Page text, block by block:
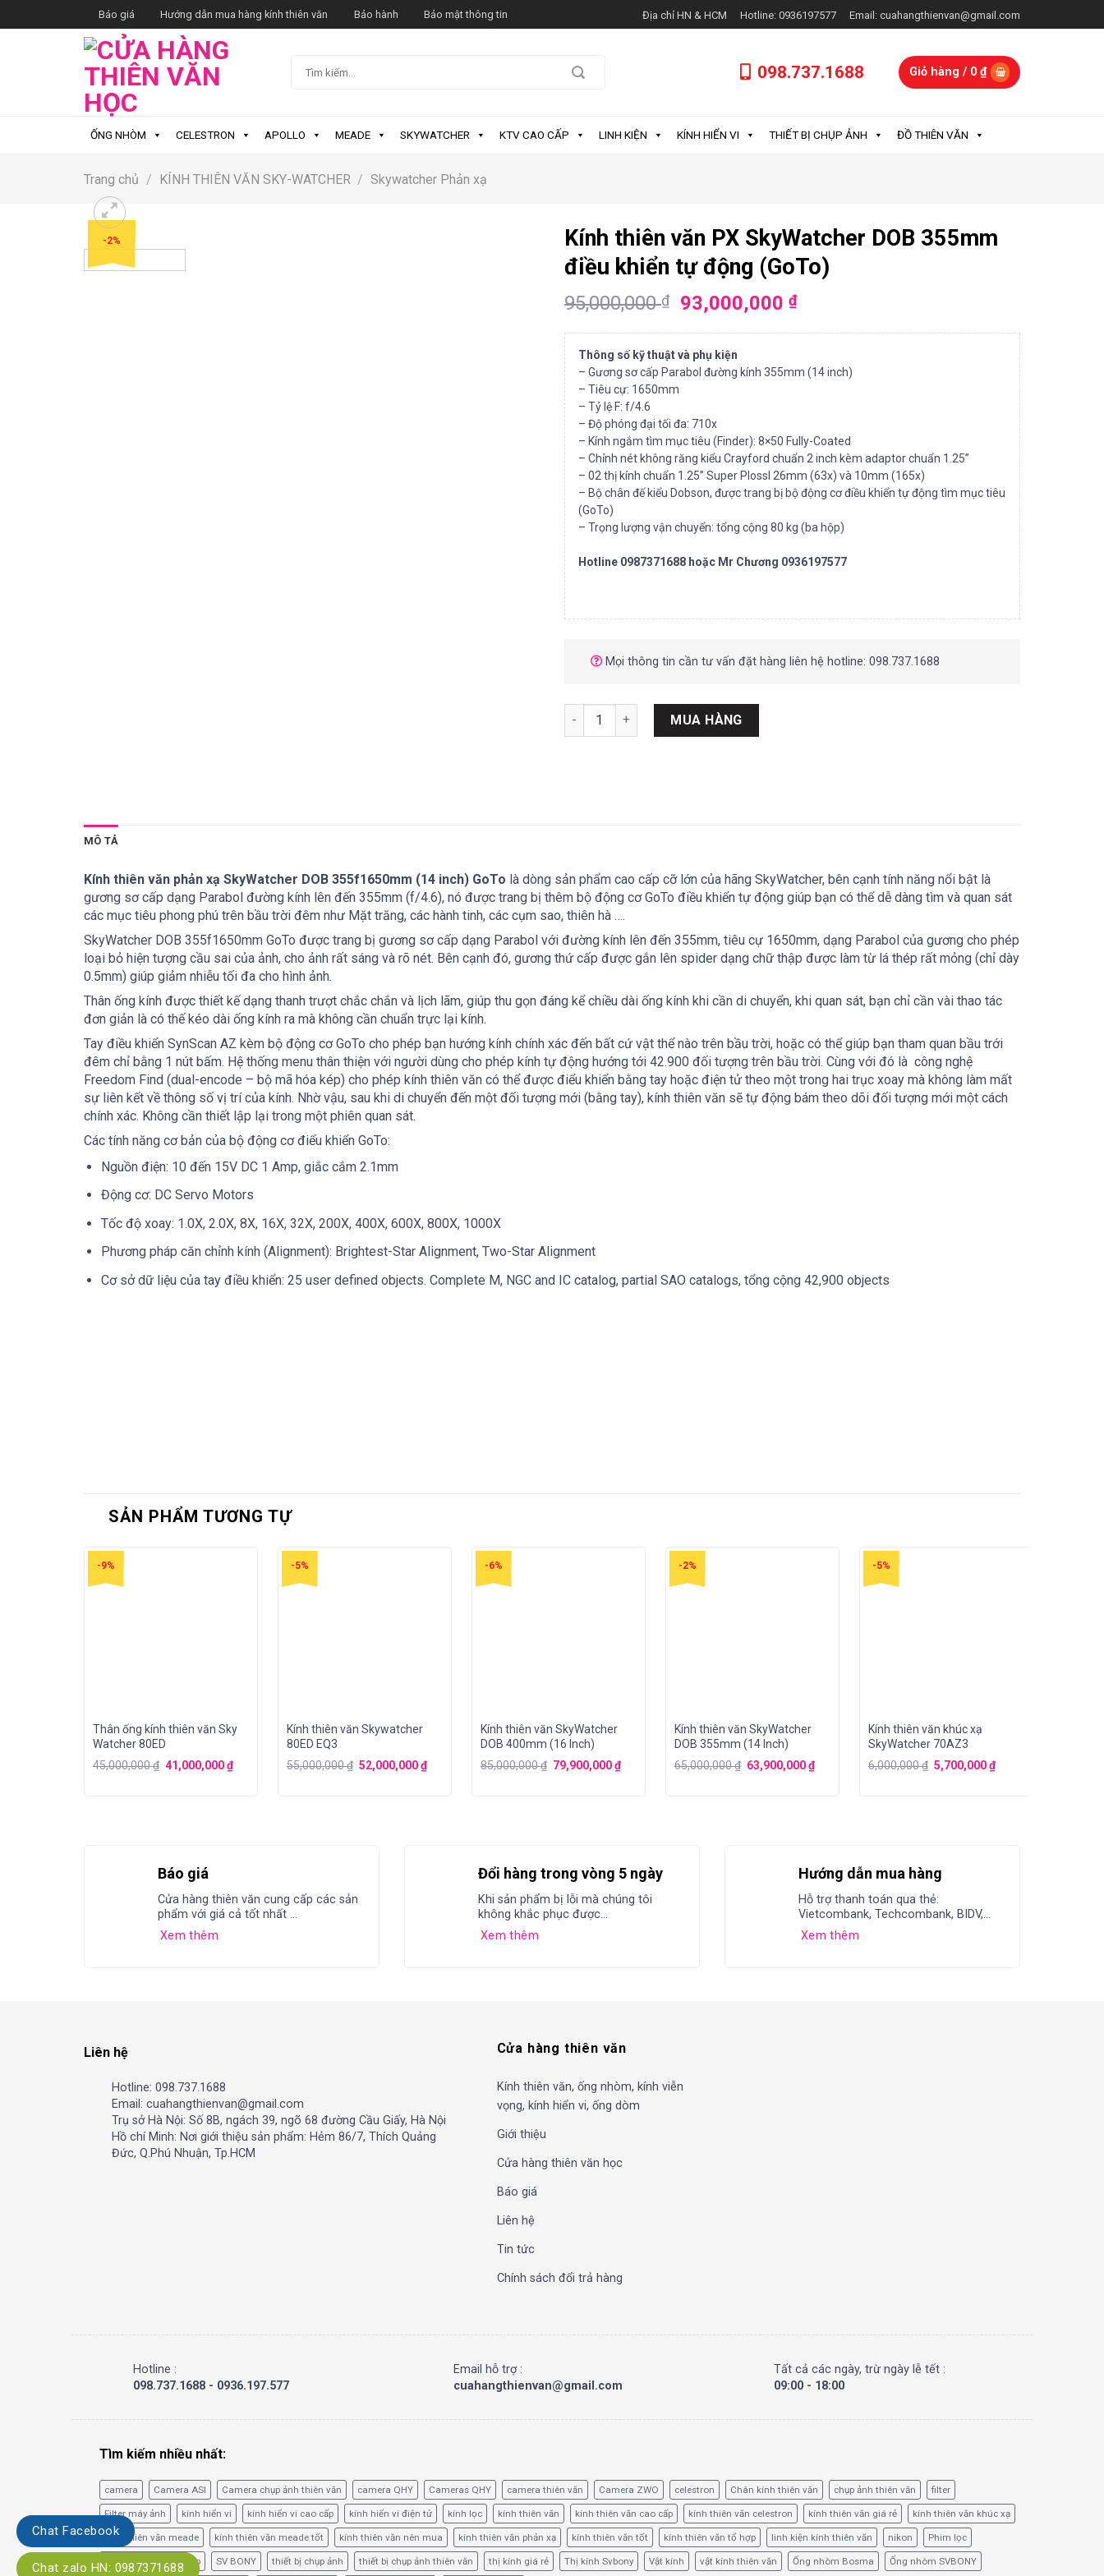
to
Báo giá Hướng dẫn mua hàng kính thiên văn Bảo hành Bảo mật thông tin Địa chỉ HN & HCM Hotline: 0936197577 Email: cuahangthienvan@gmail.com
kiếm:
098.737.1688 Giỏ hàng / 0₫
ỐNG NHÒM CELESTRON APOLLO MEADE SKYWATCHER KTV CAO CẤP LINH KIỆN KÍNH HIỂN VI THIẾT BỊ CHỤP ẢNH ĐỒ THIÊN VĂN
Trang chủ / KÍNH THIÊN VĂN SKY-WATCHER / Skywatcher Phản xạ
-2%
Kính thiên văn PX SkyWatcher DOB 355mm
điều khiển tự động (GoTo)
95,000,000₫ 93,000,000₫
Thông số kỹ thuật và phụ kiện
– Gương sơ cấp Parabol đường kính 355mm (14 inch)
– Tiêu cự: 1650mm
– Tỷ lệ F: f/4.6
– Độ phóng đại tối đa: 710x
– Kính ngắm tìm mục tiêu (Finder): 8×50 Fully-Coated
– Chỉnh nét không răng kiểu Crayford chuẩn 2 inch kèm adaptor chuẩn 1.25”
– 02 thị kính chuẩn 1.25” Super Plossl 26mm (63x) và 10mm (165x)
– Bộ chân đế kiểu Dobson, được trang bị bộ động cơ điều khiển tự động tìm mục tiêu
(GoTo)
– Trọng lượng vận chuyển: tổng cộng 80 kg (ba hộp)
Hotline 0987371688 hoặc Mr Chương 0936197577
Mọi thông tin cần tư vấn đặt hàng liên hệ hotline: 098.737.1688
Kính thiên văn PX SkyWatcher DOB 355mm điều khiển tự động (GoTo) số lượng
MUA HÀNG
MÔ TẢ
Kính thiên văn phản xạ SkyWatcher DOB 355f1650mm (14 inch) GoTo là dòng sản phẩm cao cấp cỡ lớn của hãng SkyWatcher, bên cạnh tính năng nổi bật là
gương sơ cấp dạng Parabol đường kính lên đến 355mm (f/4.6), nó được trang bị thêm bộ động cơ GoTo điều khiển tự động giúp bạn có thể dễ dàng tìm và quan sát
các mục tiêu phong phú trên bầu trời đêm như Mặt trăng, các hành tinh, các cụm sao, thiên hà ….
SkyWatcher DOB 355f1650mm GoTo được trang bị gương sơ cấp dạng Parabol với đường kính lên đến 355mm, tiêu cự 1650mm, dạng Parabol của gương cho phép
loại bỏ hiện tượng cầu sai của ảnh, cho ảnh rất sáng và rõ nét. Bên cạnh đó, gương thứ cấp được gắn lên spider dạng chữ thập được làm từ lá thép rất mỏng (chỉ dày
0.5mm) giúp giảm nhiễu tối đa cho hình ảnh.
Thân ống kính được thiết kế dạng thanh trượt chắc chắn và lịch lãm, giúp thu gọn đáng kể chiều dài ống kính khi cần di chuyển, khi quan sát, bạn chỉ cần vài thao tác
đơn giản là có thế kéo dài ống kính ra mà không cần chuẩn trực lại kính.
Tay điều khiển SynScan AZ kèm bộ động cơ GoTo cho phép bạn hướng kính chính xác đến bất cứ vật thể nào trên bầu trời, hoặc có thể giúp bạn tham quan bầu trới
đêm chỉ bằng 1 nút bấm. Hệ thống menu thân thiện với người dùng cho phép kính tự động hướng tới 42.900 đối tượng trên bầu trời. Cùng với đó là công nghệ
Freedom Find (dual-encode – bộ mã hóa kép) cho phép kính thiên văn có thể được điểu khiển bằng tay hoặc điện tử theo một trong hai trục xoay mà không làm mất
sự liên kết về thông số vị trí của kính. Nhờ vậu, sau khi di chuyển đến một đối tượng mới (bằng tay), kính thiên văn sẽ tự động bám theo dõi đối tượng mới một cách
chính xác. Không cần thiết lập lại trong một phiên quan sát.
Các tính năng cơ bản của bộ động cơ điểu khiển GoTo:
Nguồn điện: 10 đến 15V DC 1 Amp, giắc cắm 2.1mm
Động cơ: DC Servo Motors
Tốc độ xoay: 1.0X, 2.0X, 8X, 16X, 32X, 200X, 400X, 600X, 800X, 1000X
Phương pháp căn chỉnh kính (Alignment): Brightest-Star Alignment, Two-Star Alignment
Cơ sở dữ liệu của tay điều khiển: 25 user defined objects. Complete M, NGC and IC catalog, partial SAO catalogs, tổng cộng 42,900 objects
SẢN PHẨM TƯƠNG TỰ
-9%
Thân ống kính thiên văn Sky
Watcher 80ED
45,000,000₫ 41,000,000₫
-5%
Kính thiên văn Skywatcher
80ED EQ3
55,000,000₫ 52,000,000₫
-6%
Kính thiên văn SkyWatcher
DOB 400mm (16 Inch)
85,000,000₫ 79,900,000₫
-2%
Kính thiên văn SkyWatcher
DOB 355mm (14 Inch)
65,000,000₫ 63,900,000₫
-5%
Kính thiên văn khúc xạ
SkyWatcher 70AZ3
6,000,000₫ 5,700,000₫
Báo giá
Cửa hàng thiên văn cung cấp các sản
phẩm với giá cả tốt nhất ...
Xem thêm
Đổi hàng trong vòng 5 ngày
Khi sản phẩm bị lỗi mà chúng tôi
không khắc phục được...
Xem thêm
Hướng dẫn mua hàng
Hỗ trợ thanh toán qua thẻ:
Vietcombank, Techcombank, BIDV,...
Xem thêm
Liên hệ
Hotline: 098.737.1688
Email: cuahangthienvan@gmail.com
Trụ sở Hà Nội: Số 8B, ngách 39, ngõ 68 đường Cầu Giấy, Hà Nội
Hồ chí Minh: Nơi giới thiệu sản phẩm: Hẻm 86/7, Thích Quảng
Đức, Q.Phú Nhuận, Tp.HCM
Cửa hàng thiên văn
Kính thiên văn, ống nhòm, kính viễn
vọng, kính hiển vi, ống dòm
Giới thiệu
Cửa hàng thiên văn học
Báo giá
Liên hệ
Tin tức
Chính sách đổi trả hàng
Hotline :
098.737.1688 - 0936.197.577
Email hỗ trợ :
cuahangthienvan@gmail.com
Tất cả các ngày, trừ ngày lễ tết :
09:00 - 18:00
Tìm kiếm nhiều nhất:
camera Camera ASI Camera chụp ảnh thiên văn camera QHY Cameras QHY camera thiên văn Camera ZWO celestron Chân kính thiên văn chụp ảnh thiên văn filter
Filter máy ảnh kính hiển vi kính hiển vi cao cấp kính hiển vi điện tử kính lọc kính thiên văn kính thiên văn cao cấp kính thiên văn celestron kính thiên văn giá rẻ kính thiên văn khúc xạ
kính thiên văn meade kính thiên văn meade tốt kính thiên văn nên mua kính thiên văn phản xạ kính thiên văn tốt kính thiên văn tổ hợp linh kiện kính thiên văn nikon Phim lọc
phim lọc băng tần hẹp SV BONY thiết bị chụp ảnh thiết bị chụp ảnh thiên văn thị kính giá rẻ Thị kính Svbony Vật kính vật kính thiên văn Ống nhòm Bosma Ống nhòm SVBONY
Chat Facebook
Chat zalo HN: 0987371688